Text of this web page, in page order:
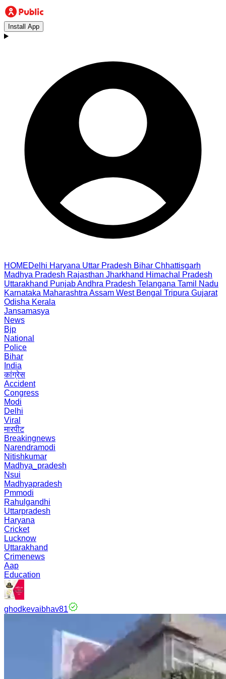
Install App
HOMEDelhi Haryana Uttar Pradesh Bihar Chhattisgarh
Madhya Pradesh Rajasthan Jharkhand Himachal Pradesh
Uttarakhand PunjabAndhra Pradesh Telangana Tamil Nadu
Karnataka Maharashtra Assam West Bengal Tripura Gujarat
Odisha Kerala
Jansamasya
News
Bjp
National
Police
Bihar
India
कांग्रेस
Accident
Congress
Modi
Delhi
Viral
मारपीट
Breakingnews
Narendramodi
Nitishkumar
Madhya_pradesh
Nsui
Madhyapradesh
Pmmodi
Rahulgandhi
Uttarpradesh
Haryana
Cricket
Lucknow
Uttarakhand
Crimenews
Aap
Education
ghodkevaibhav81